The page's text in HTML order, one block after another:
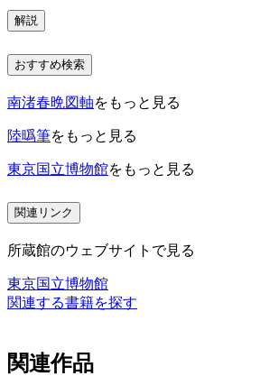
解説
おすすめ検索
南渚春晩図軸をもっと見る
陸㬙筆をもっと見る
東京国立博物館をもっと見る
関連リンク
所蔵館のウェブサイトで見る
東京国立博物館
関連する書籍を探す
関連作品